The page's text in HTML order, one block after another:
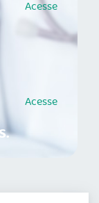
Acesse
Acesse